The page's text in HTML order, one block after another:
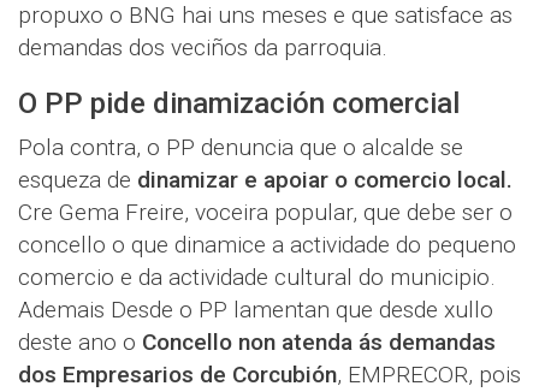
propuxo o BNG hai uns meses e que satisface as
demandas dos veciños da parroquia.
O PP pide dinamización comercial
Pola contra, o PP denuncia que o alcalde se
esqueza de dinamizar e apoiar o comercio local.
Cre Gema Freire, voceira popular, que debe ser o
concello o que dinamice a actividade do pequeno
comercio e da actividade cultural do municipio.
Ademais Desde o PP lamentan que desde xullo
deste ano o Concello non atenda ás demandas
dos Empresarios de Corcubión, EMPRECOR, pois